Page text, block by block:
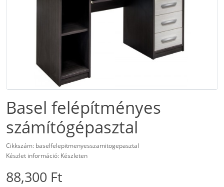
Basel felépítményes
számítógépasztal
Cikkszám: baselfelepitmenyesszamitogepasztal
Készlet információ: Készleten
88,300 Ft